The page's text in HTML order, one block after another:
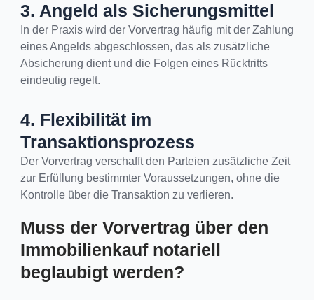
3. Angeld als Sicherungsmittel
In der Praxis wird der Vorvertrag häufig mit der Zahlung
eines Angelds abgeschlossen, das als zusätzliche
Absicherung dient und die Folgen eines Rücktritts
eindeutig regelt.
4. Flexibilität im
Transaktionsprozess
Der Vorvertrag verschafft den Parteien zusätzliche Zeit
zur Erfüllung bestimmter Voraussetzungen, ohne die
Kontrolle über die Transaktion zu verlieren.
Muss der Vorvertrag über den
Immobilienkauf notariell
beglaubigt werden?